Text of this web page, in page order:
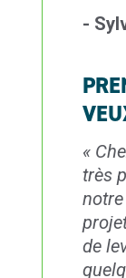
-
«
très
de